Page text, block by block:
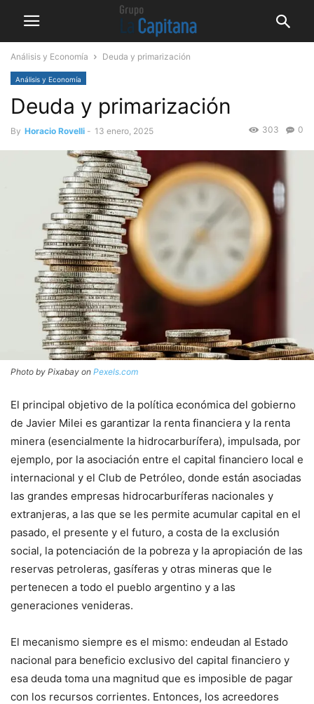
Análisis y Economía Deuda y primarización
Análisis y Economía
Deuda y primarización
By Horacio Rovelli - 13 enero, 2025 0
303
Photo by Pixabay on Pexels.com
El principal objetivo de la política económica del gobierno
de Javier Milei es garantizar la renta financiera y la renta
minera (esencialmente la hidrocarburífera), impulsada, por
ejemplo, por la asociación entre el capital financiero local e
internacional y el Club de Petróleo, donde están asociadas
las grandes empresas hidrocarburíferas nacionales y
extranjeras, a las que se les permite acumular capital en el
pasado, el presente y el futuro, a costa de la exclusión
social, la potenciación de la pobreza y la apropiación de las
reservas petroleras, gasíferas y otras mineras que le
pertenecen a todo el pueblo argentino y a las
generaciones venideras.
El mecanismo siempre es el mismo: endeudan al Estado
nacional para beneficio exclusivo del capital financiero y
esa deuda toma una magnitud que es imposible de pagar
con los recursos corrientes. Entonces, los acreedores